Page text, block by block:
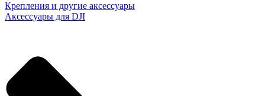
Крепления и другие аксессуары
Аксессуары для DJI